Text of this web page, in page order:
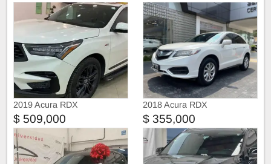
2019 Acura RDX
$ 509,000
2018 Acura RDX
$ 355,000